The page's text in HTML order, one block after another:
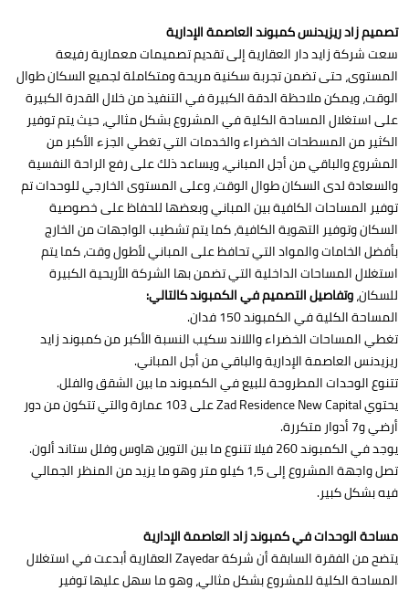
تصميم زاد ريزيدنس كمبوند العاصمة الإدارية
سعت شركة زايد دار العقارية إلى تقديم تصميمات معمارية رفيعة
المستوى، حتى تضمن تجربة سكنية مريحة ومتكاملة لجميع السكان طوال
الوقت، ويمكن ملاحظة الدقة الكبيرة في التنفيذ من خلال القدرة الكبيرة
على استغلال المساحة الكلية في المشروع بشكل مثالي، حيث يتم توفير
الكثير من المسطحات الخضراء والخدمات التي تغطي الجزء الأكبر من
المشروع والباقي من أجل المباني، ويساعد ذلك على رفع الراحة النفسية
والسعادة لدى السكان طوال الوقت، وعلى المستوى الخارجي للوحدات تم
توفير المساحات الكافية بين المباني وبعضها للحفاظ على خصوصية
السكان وتوفير التهوية الكافية، كما يتم تشطيب الواجهات من الخارج
بأفضل الخامات والمواد التي تحافظ على المباني لأطول وقت، كما يتم
استغلال المساحات الداخلية التي تضمن بها الشركة الأريحية الكبيرة
للسكان،وتفاصيل التصميم في الكمبوند كالتالي:
المساحة الكلية في الكمبوند 150 فدان.
تغطي المساحات الخضراء واللاند سكيب النسبة الأكبر من كمبوند زايد
ريزيدنس العاصمة الإدارية والباقي من أجل المباني.
تتنوع الوحدات المطروحة للبيع في الكمبوند ما بين الشقق والفلل.
يحتوي Zad Residence New Capital على 103 عمارة والتي تتكون من دور
أرضي و7 أدوار متكررة.
يوجد في الكمبوند 260 فيلا تتنوع ما بين التوين هاوس وفلل ستاند ألون.
تصل واجهة المشروع إلى 1,5 كيلو متر وهو ما يزيد من المنظر الجمالي
فيه بشكل كبير.
مساحة الوحدات في كمبوند زاد العاصمة الإدارية
يتضح من الفقرة السابقة أن شركة Zayedar العقارية أبدعت في استغلال
المساحة الكلية للمشروع بشكل مثالي، وهو ما سهل عليها توفير